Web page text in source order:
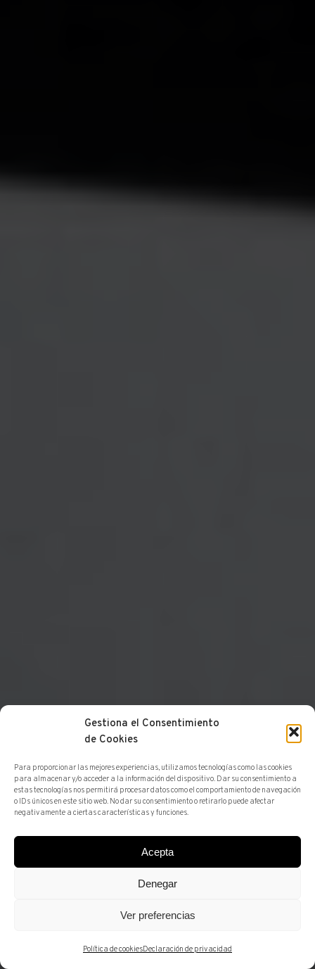
Gestiona el Consentimiento
de Cookies
Para proporcionar las mejores experiencias, utilizamos tecnologías como las cookies
para almacenar y/o acceder a la información del dispositivo. Dar su consentimiento a
estas tecnologías nos permitirá procesar datos como el comportamiento de navegación
o IDs únicos en este sitio web. No dar su consentimiento o retirarlo puede afectar
negativamente a ciertas características y funciones.
Acepta
Denegar
Ver preferencias
Política de cookiesDeclaración de privacidad
QUIÉNES SOMOS MEDIOS
Las miradas, esa
forma de burlarse de
espacios y tiempos